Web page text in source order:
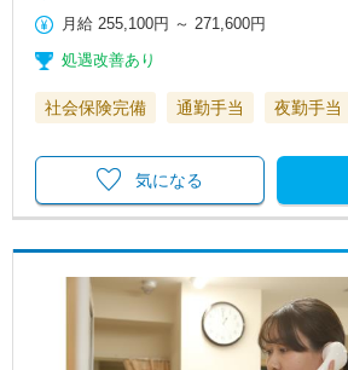
月給 255,100円 ～271,600円
処遇改善あり
社会保険完備 通勤手当 夜勤手当
気になる